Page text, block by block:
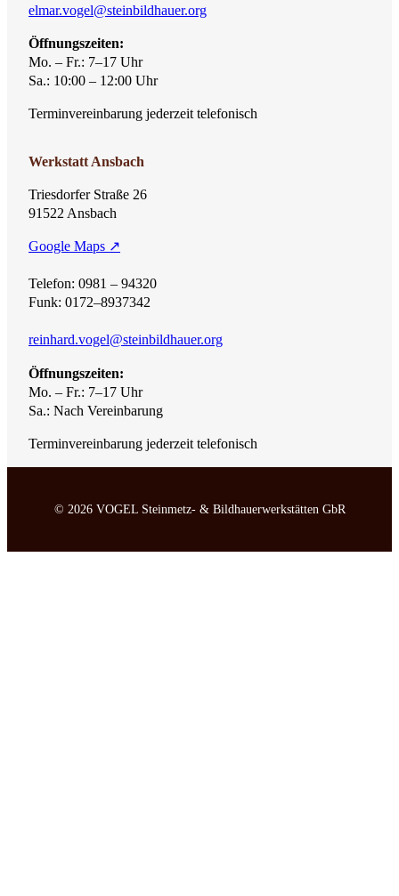
elmar.vogel@steinbildhauer.org
Öffnungszeiten:
Mo. – Fr.: 7–17 Uhr
Sa.: 10:00 – 12:00 Uhr
Terminvereinbarung jederzeit telefonisch
Werkstatt Ansbach
Triesdorfer Straße 26
91522 Ansbach
Google Maps ↗
Telefon: 0981 – 94320
Funk: 0172–8937342
reinhard.vogel@steinbildhauer.org
Öffnungszeiten:
Mo. – Fr.: 7–17 Uhr
Sa.: Nach Vereinbarung
Terminvereinbarung jederzeit telefonisch
©️ 2026 VOGEL Steinmetz- & Bildhauerwerkstätten GbR